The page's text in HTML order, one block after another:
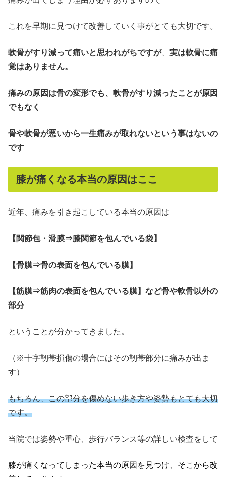
これを早期に見つけて改善していく事がとても大切です。
軟骨がすり減って痛いと思われがちですが、 実は軟骨に痛
覚はありません。
痛みの原因は骨の変形でも、軟骨がすり減ったことが原因
でもなく
骨や軟骨が悪いから一生痛みが取れないという事はないの
です
膝が痛くなる本当の原因はここ
近年、痛みを引き起こしている本当の原因は
【関節包・滑膜⇒膝関節を包んでいる袋】
【骨膜⇒骨の表面を包んでいる膜】
【筋膜⇒筋肉の表面を包んでいる膜】など骨や軟骨以外の
部分
ということが分かってきました。
（※十字靭帯損傷の場合にはその靭帯部分に痛みが出ま
す）
もちろん、この部分を傷めない歩き方や姿勢もとても大切
です。
当院では姿勢や重心、歩行バランス等の詳しい検査をして
膝が痛くなってしまった本当の原因を見つけ、そこから改